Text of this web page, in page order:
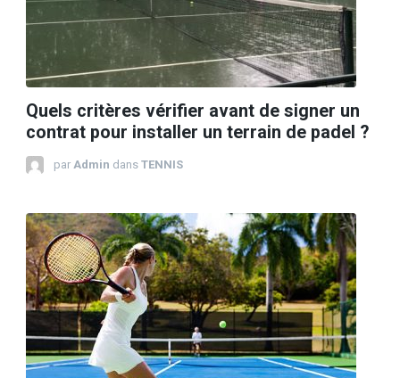
Quels critères vérifier avant de signer un
contrat pour installer un terrain de padel ?
par Admin dans TENNIS